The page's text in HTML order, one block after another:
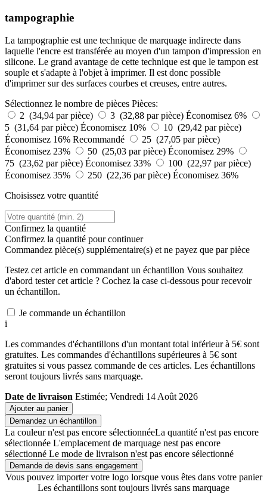
tampographie
La tampographie est une technique de marquage indirecte dans
laquelle l'encre est transférée au moyen d'un tampon d'impression en
silicone. Le grand avantage de cette technique est que le tampon est
souple et s'adapte à l'objet à imprimer. Il est donc possible
d'imprimer sur des surfaces courbes et creuses, entre autres.
Sélectionnez le nombre de pièces Pièces:
2 (34,94 par pièce)
3 (32,88 par pièce) Économisez 6%
5 (31,64 par pièce) Économisez 10%
10 (29,42 par pièce)
Économisez 16% Recommandé
25 (27,05 par pièce)
Économisez 23%
50 (25,03 par pièce) Économisez 29%
75 (23,62 par pièce) Économisez 33%
100 (22,97 par pièce)
Économisez 35%
250 (22,36 par pièce) Économisez 36%
Choisissez votre quantité
Confirmez la quantité
Confirmez la quantité pour continuer
Commandez pièce(s) supplémentaire(s) et ne payez que par pièce
Testez cet article en commandant un échantillon Vous souhaitez
d'abord tester cet article ? Cochez la case ci-dessous pour recevoir
un échantillon.
Je commande un échantillon
i
Les commandes d'échantillons d'un montant total inférieur à 5€ sont
gratuites. Les commandes d'échantillons supérieures à 5€ sont
gratuites si vous passez commande de ces articles. Les échantillons
seront toujours livrés sans marquage.
Date de livraison Estimée; Vendredi 14 Août 2026
Ajouter au panier
Demandez un échantillon
La couleur n'est pas encore sélectionnéeLa quantité n'est pas encore
sélectionnée L'emplacement de marquage nest pas encore
sélectionné Le mode de livraison n'est pas encore sélectionné
Demande de devis sans engagement
Vous pouvez importer votre logo lorsque vous êtes dans votre panier
Les échantillons sont toujours livrés sans marquage